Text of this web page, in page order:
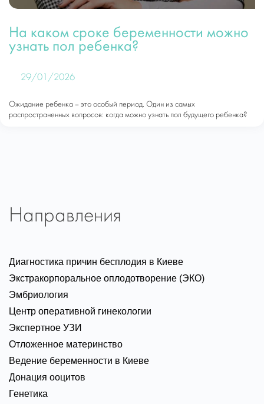
На каком сроке беременности можно
узнать пол ребенка?
29/01/2026
Ожидание ребенка – это особый период. Один из самых
распространенных вопросов: когда можно узнать пол будущего ребенка?
Направления
Диагностика причин бесплодия в Киеве
Экстракорпоральное оплодотворение (ЭКО)
Эмбриология
Центр оперативной гинекологии
Экспертное УЗИ
Отложенное материнство
Ведение беременности в Киеве
Донация ооцитов
Генетика